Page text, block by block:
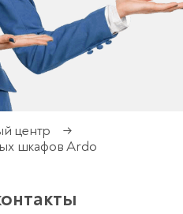
центр
→
шкафов Ardo